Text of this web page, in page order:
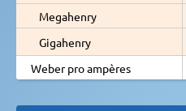
Megahenry
Gigahenry
Weber pro ampères